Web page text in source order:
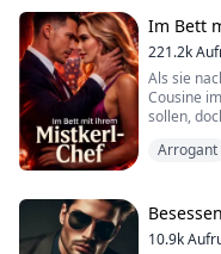
könnte
Im Bett
221.2k
Als sie
Cousine
sollen,
vorne zu
Arrogant
10.9k